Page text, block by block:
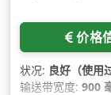
价格
状况: 良好（使用
输送带宽度: 900